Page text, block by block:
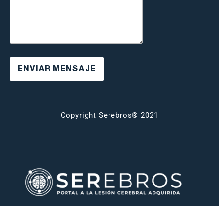
Copyright Serebros® 2021